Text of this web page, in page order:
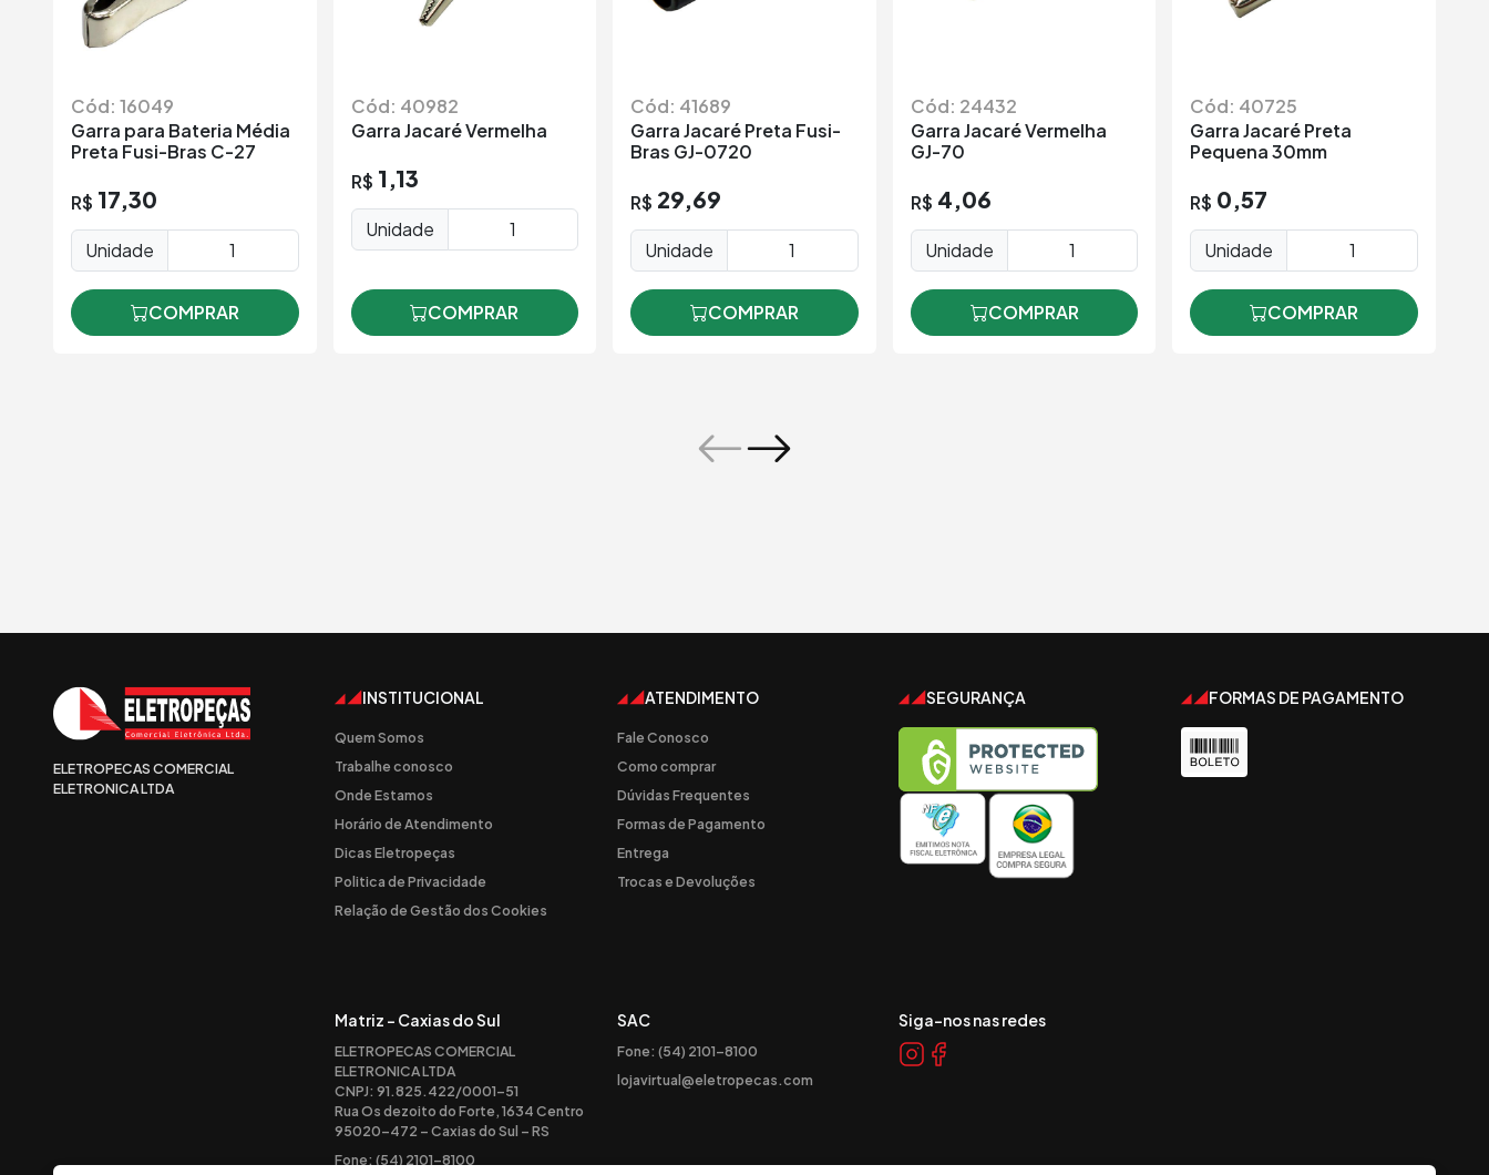
Cód: 16049
Garra para Bateria Média
Preta Fusi-Bras C-27
R$ 17,30
Unidade
COMPRAR
Cód: 40982
Garra Jacaré Vermelha
R$ 1,13
Unidade
COMPRAR
Cód: 41689
Garra Jacaré Preta Fusi-
Bras GJ-0720
R$ 29,69
Unidade
COMPRAR
Cód: 24432
Garra Jacaré Vermelha
GJ-70
R$ 4,06
Unidade
COMPRAR
Cód: 40725
Garra Jacaré Preta
Pequena 30mm
R$ 0,57
Unidade
COMPRAR
ELETROPECAS COMERCIAL
ELETRONICA LTDA
INSTITUCIONAL
Quem Somos
Trabalhe conosco
Onde Estamos
Horário de Atendimento
Dicas Eletropeças
Politica de Privacidade
Relação de Gestão dos Cookies
ATENDIMENTO
Fale Conosco
Como comprar
Dúvidas Frequentes
Formas de Pagamento
Entrega
Trocas e Devoluções
SEGURANÇA FORMAS DE PAGAMENTO
Matriz - Caxias do Sul
ELETROPECAS COMERCIAL
ELETRONICA LTDA
CNPJ: 91.825.422/0001-51
Rua Os dezoito do Forte, 1634 Centro
95020-472 – Caxias do Sul – RS
Fone: (54) 2101-8100
SAC
Fone: (54) 2101-8100
lojavirtual@eletropecas.com
Siga-nos nas redes